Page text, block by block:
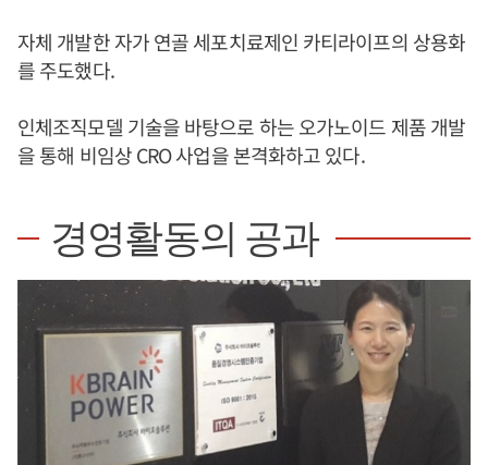
자체 개발한 자가 연골 세포치료제인 카티라이프의 상용화
를 주도했다.
인체조직모델 기술을 바탕으로 하는 오가노이드 제품 개발
을 통해 비임상 CRO 사업을 본격화하고 있다.
경영활동의 공과